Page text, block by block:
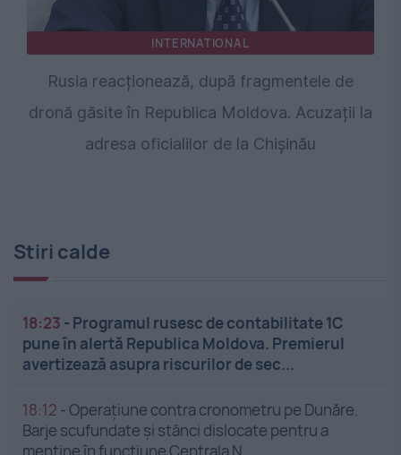
INTERNATIONAL
Rusia reacționează, după fragmentele de
dronă găsite în Republica Moldova. Acuzații la
adresa oficialilor de la Chișinău
Stiri calde
18:23 - Programul rusesc de contabilitate 1C
pune în alertă Republica Moldova. Premierul
avertizează asupra riscurilor de sec...
18:12 -Operațiune contra cronometru pe Dunăre.
Barje scufundate și stânci dislocate pentru a